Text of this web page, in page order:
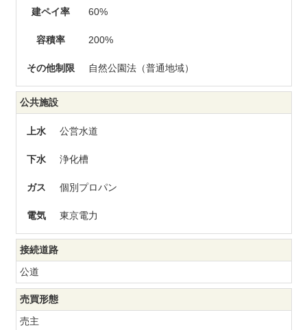
建ペイ率 60%
容積率 200%
その他制限 自然公園法（普通地域）
公共施設
上水 公営水道
下水 浄化槽
ガス 個別プロパン
電気 東京電力
接続道路
公道
売買形態
売主